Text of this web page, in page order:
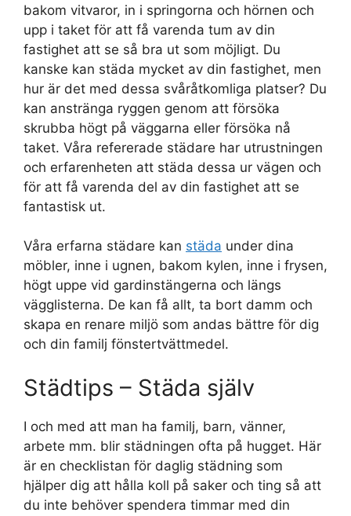
bakom vitvaror, in i springorna och hörnen och
upp i taket för att få varenda tum av din
fastighet att se så bra ut som möjligt. Du
kanske kan städa mycket av din fastighet, men
hur är det med dessa svåråtkomliga platser? Du
kan anstränga ryggen genom att försöka
skrubba högt på väggarna eller försöka nå
taket. Våra refererade städare har utrustningen
och erfarenheten att städa dessa ur vägen och
för att få varenda del av din fastighet att se
fantastisk ut.
Våra erfarna städare kan städa under dina
möbler, inne i ugnen, bakom kylen, inne i frysen,
högt uppe vid gardinstängerna och längs
vägglisterna. De kan få allt, ta bort damm och
skapa en renare miljö som andas bättre för dig
och din familj fönstertvättmedel.
Städtips – Städa själv
I och med att man ha familj, barn, vänner,
arbete mm. blir städningen ofta på hugget. Här
är en checklistan för daglig städning som
hjälper dig att hålla koll på saker och ting så att
du inte behöver spendera timmar med din